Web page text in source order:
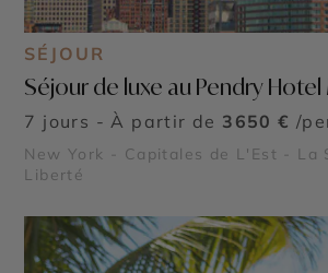
SÉJOUR
Séjour de luxe au Pendry
7 jours - À partir de 3650 € /
New York - Capitales de L'Est - La
Liberté